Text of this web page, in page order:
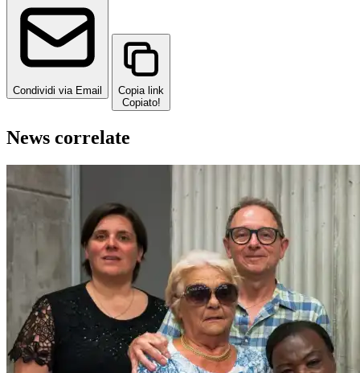
Condividi via Email
Copia link
Copiato!
News correlate